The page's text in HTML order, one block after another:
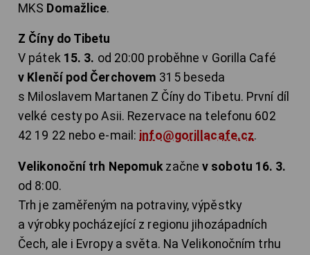
MKS Domažlice.
Z Číny do Tibetu
V pátek 15. 3. od 20:00 proběhne v Gorilla Café
v Klenčí pod Čerchovem 315 beseda
s Miloslavem Martanen Z Číny do Tibetu. První díl
velké cesty po Asii. Rezervace na telefonu 602
42 19 22 nebo e-mail: info@gorillacafe.cz.
Velikonoční trh Nepomuk začnev sobotu 16. 3.
od 8:00.
Trh je zaměřeným na potraviny, výpěstky
a výrobky pocházející z regionu jihozápadních
Čech, ale i Evropy a světa. Na Velikonočním trhu